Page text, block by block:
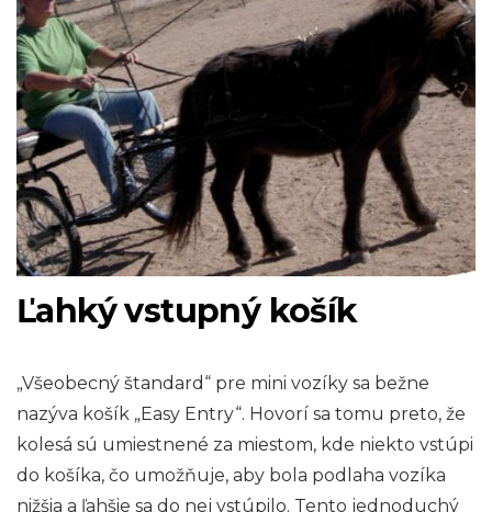
Ľahký vstupný košík
„Všeobecný štandard“ pre mini vozíky sa bežne
nazýva košík „Easy Entry“. Hovorí sa tomu preto, že
kolesá sú umiestnené za miestom, kde niekto vstúpi
do košíka, čo umožňuje, aby bola podlaha vozíka
nižšia a ľahšie sa do nej vstúpilo. Tento jednoduchý